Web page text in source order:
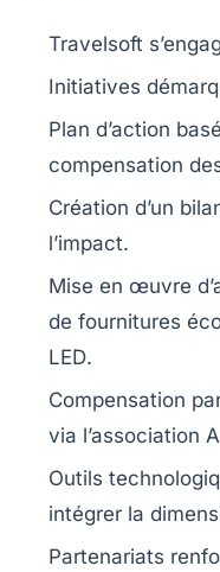
Travelsoft
Initiatives
Plan d’action
compensation
Création d’un
l’impact.
Mise en œuvre
de fournitures
LED.
Compensation
via l’association
Outils
intégrer la
Partenariats